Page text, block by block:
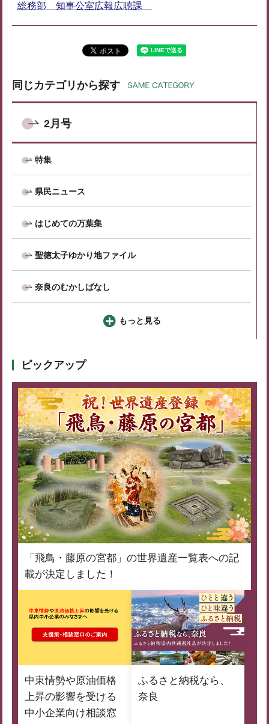
総務部 知事公室広報広聴課
同じカテゴリから探す
2月号
特集
県民ニュース
はじめての万葉集
聖徳太子ゆかり地ファイル
奈良のむかしばなし
もっと見る
ピックアップ
「飛鳥・藤原の宮都」の世界遺産一覧表への記
載が決定しました！
中東情勢や原油価格
上昇の影響を受ける
中小企業向け相談窓
ふるさと納税なら、
奈良